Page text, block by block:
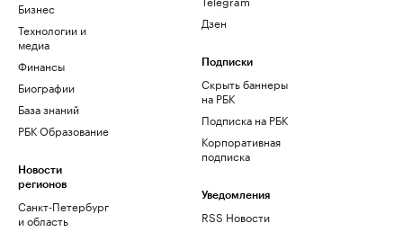
Бизнес
Технологии и
медиа
Финансы
Биографии
База знаний
РБК Образование
Новости
регионов
Санкт-Петербург
и область
Дзен
Подписки
Скрыть баннеры
на РБК
Подписка на РБК
Корпоративная
подписка
Уведомления
RSS Новости